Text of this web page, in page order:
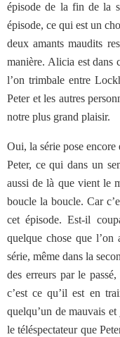
épisode de la fin de la
épisode, ce qui est un
deux amants maudits
manière. Alicia est dans
l’on trimbale entre
Peter et les autres
notre plus grand plaisir.
Oui, la série pose encore
Peter, ce qui dans un
aussi de là que vient le
boucle la boucle. Car
cet épisode. Est-il
quelque chose que l’on
série, même dans la
des erreurs par le
c’est ce qu’il est en
quelqu’un de mauvais
le téléspectateur que